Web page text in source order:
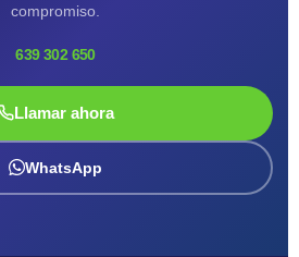
compromiso.
639 302 650
Llamar ahora
WhatsApp